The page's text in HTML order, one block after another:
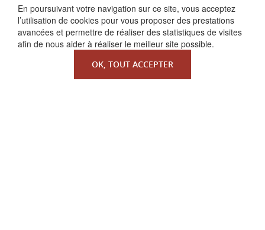
En poursuivant votre navigation sur ce site, vous acceptez
l’utilisation de cookies pour vous proposer des prestations
avancées et permettre de réaliser des statistiques de visites
afin de nous aider à réaliser le meilleur site possible.
OK, TOUT ACCEPTER